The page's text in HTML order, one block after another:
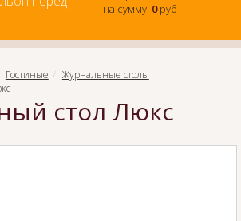
на сумму: 0руб
Гостиные
Журнальные столы
стол Люкс